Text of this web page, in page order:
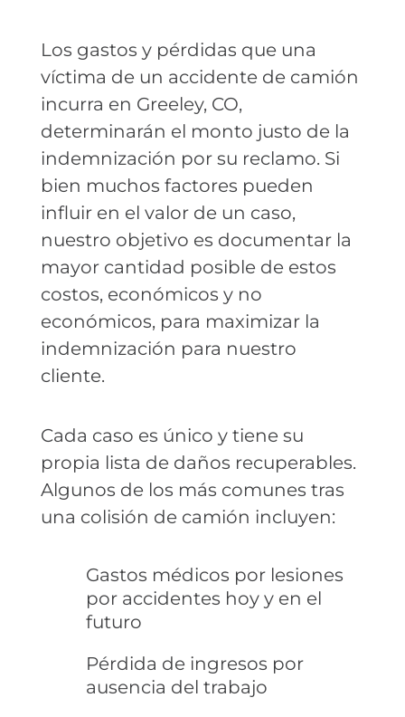
Los gastos y pérdidas que una
víctima de un accidente de camión
incurra en Greeley, CO,
determinarán el monto justo de la
indemnización por su reclamo. Si
bien muchos factores pueden
influir en el valor de un caso,
nuestro objetivo es documentar la
mayor cantidad posible de estos
costos, económicos y no
económicos, para maximizar la
indemnización para nuestro
cliente.
Cada caso es único y tiene su
propia lista de daños recuperables.
Algunos de los más comunes tras
una colisión de camión incluyen:
Gastos médicos por lesiones
por accidentes hoy y en el
futuro
Pérdida de ingresos por
ausencia del trabajo